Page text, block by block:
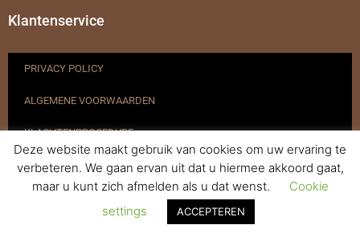
Klantenservice
PRIVACY POLICY
ALGEMENE VOORWAARDEN
KLACHTENPROCEDURE
VERZENDEN & RETOURNEREN
Deze website maakt gebruik van cookies om uw ervaring te
verbeteren. We gaan ervan uit dat u hiermee akkoord gaat,
maar u kunt zich afmelden als u dat wenst.
Cookie
settings
ACCEPTEREN